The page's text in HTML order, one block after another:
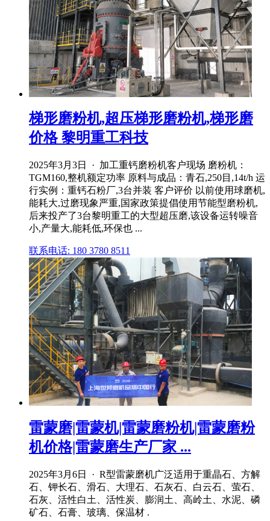
梯形磨粉机,超压梯形磨粉机,梯形磨
价格 黎明重工科技
2025年3月3日 · 加工重钙磨粉机客户现场 磨粉机：
TGM160,整机额定功率 原料与成品：青石,250目,14t/h 运
行实例：重钙石粉厂,3台并装 客户评价 以前使用球磨机,
能耗大,过磨现象严重,国家政策提倡使用节能型磨粉机,
后来投产了3台黎明重工的大型超压磨,该设备运转噪音
小,产量大,能耗低,环保也 ...
联系电话: 180 3780 8511
雷蒙磨|雷蒙机|雷蒙磨粉机|雷蒙磨粉
机价格|雷蒙磨生产厂家 ...
2025年3月6日 · R型雷蒙磨机广泛适用于重晶石、方解
石、钾长石、滑石、大理石、石灰石、白云石、萤石、
石灰、活性白土、活性炭、膨润土、高岭土、水泥、磷
矿石、石膏、玻璃、保温材 .